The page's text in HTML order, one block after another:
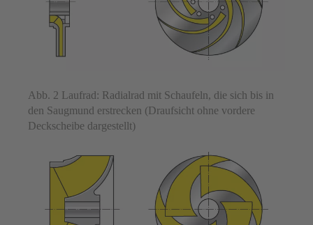
Abb. 2 Laufrad: Radialrad mit Schaufeln, die sich bis in
den Saugmund erstrecken (Draufsicht ohne vordere
Deckscheibe dargestellt)